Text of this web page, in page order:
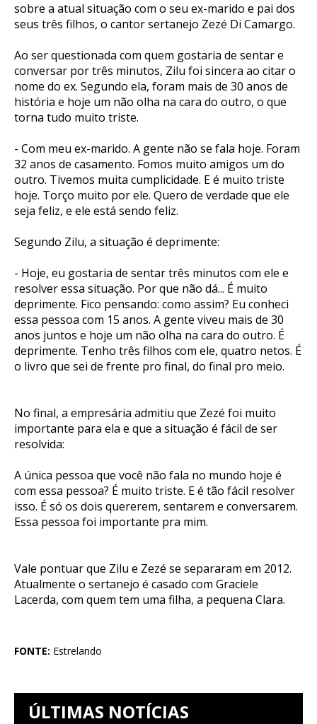
sobre a atual situação com o seu ex-marido e pai dos
seus três filhos, o cantor sertanejo Zezé Di Camargo.
Ao ser questionada com quem gostaria de sentar e
conversar por três minutos, Zilu foi sincera ao citar o
nome do ex. Segundo ela, foram mais de 30 anos de
história e hoje um não olha na cara do outro, o que
torna tudo muito triste.
- Com meu ex-marido. A gente não se fala hoje. Foram
32 anos de casamento. Fomos muito amigos um do
outro. Tivemos muita cumplicidade. E é muito triste
hoje. Torço muito por ele. Quero de verdade que ele
seja feliz, e ele está sendo feliz.
Segundo Zilu, a situação é deprimente:
- Hoje, eu gostaria de sentar três minutos com ele e
resolver essa situação. Por que não dá... É muito
deprimente. Fico pensando: como assim? Eu conheci
essa pessoa com 15 anos. A gente viveu mais de 30
anos juntos e hoje um não olha na cara do outro. É
deprimente. Tenho três filhos com ele, quatro netos. É
o livro que sei de frente pro final, do final pro meio.
No final, a empresária admitiu que Zezé foi muito
importante para ela e que a situação é fácil de ser
resolvida:
A única pessoa que você não fala no mundo hoje é
com essa pessoa? É muito triste. E é tão fácil resolver
isso. É só os dois quererem, sentarem e conversarem.
Essa pessoa foi importante pra mim.
Vale pontuar que Zilu e Zezé se separaram em 2012.
Atualmente o sertanejo é casado com Graciele
Lacerda, com quem tem uma filha, a pequena Clara.
FONTE: Estrelando
ÚLTIMAS NOTÍCIAS